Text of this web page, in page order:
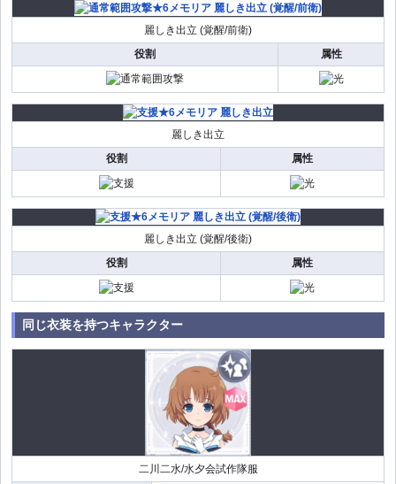
麗しき出立 (覚醒/前衛)
役割
属性
麗しき出立
役割
属性
麗しき出立 (覚醒/後衛)
役割
属性
同じ衣装を持つキャラクター
二川二水/水夕会試作隊服